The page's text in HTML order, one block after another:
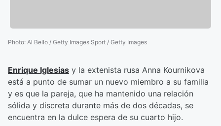
Photo: Al Bello / Getty Images Sport / Getty Images
Enrique Iglesias y la extenista rusa Anna Kournikova
está a punto de sumar un nuevo miembro a su familia
y es que la pareja, que ha mantenido una relación
sólida y discreta durante más de dos décadas, se
encuentra en la dulce espera de su cuarto hijo.